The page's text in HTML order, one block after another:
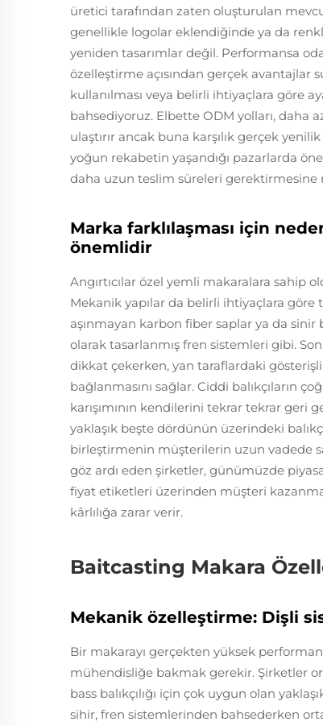
üretici tarafından zaten oluşturulan
genellikle logolar eklendiğinde ya da
yeniden tasarımlar değil. Performansa
özelleştirme açısından gerçek avantajlar
kullanılması veya belirli ihtiyaçlara göre
bahsediyoruz. Elbette ODM yolları, daha
ulaştırır ancak buna karşılık gerçek
yoğun rekabetin yaşandığı pazarlarda
daha uzun teslim süreleri gerektirmesine
Marka farklılaşması için
önemlidir
Angırtıcılar özel yemli makaralara sahip
Mekanik yapılar da belirli ihtiyaçlara göre
aşınmayan karbon fiber saplar ya da
olarak tasarlanmış fren sistemleri gibi.
dikkat çekerken, yan taraflardaki
bağlanmasını sağlar. Ciddi balıkçıların
karışımının kendilerini tekrar tekrar geri
yaklaşık beşte dördünün üzerindeki
birleştirmenin müşterilerin uzun vadede
göz ardı eden şirketler, günümüzde
fiyat etiketleri üzerinden müşteri
kârlılığa zarar verir.
Baitcasting Makara
Mekanik özelleştirme: Dişli
Bir makarayı gerçekten yüksek
mühendisliğe bakmak gerekir. Şirketler
bass balıkçılığı için çok uygun olan
sihir, fren sistemlerinden bahsederken